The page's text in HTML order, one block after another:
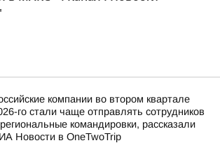
компании во втором квартале
го стали чаще отправлять сотрудников
командировки, рассказали
Новости в OneTwoTrip